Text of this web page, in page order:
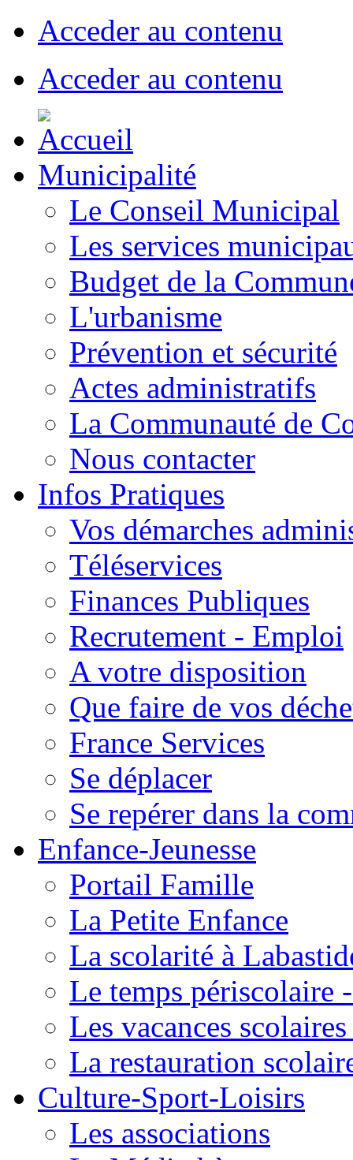
Acceder au contenu
Acceder au contenu
Municipalité
Le Conseil Municipal
Les services
Budget de la
L'urbanisme
Prévention et sécurité
Actes administratifs
La Communauté de
Nous contacter
Infos Pratiques
Vos démarches
Téléservices
Finances Publiques
Recrutement - Emploi
A votre disposition
Que faire de vos
France Services
Se déplacer
Se repérer dans la
Enfance-Jeunesse
Portail Famille
La Petite Enfance
La scolarité à
Le temps périscolaire
Les vacances
La restauration
Culture-Sport-Loisirs
Les associations